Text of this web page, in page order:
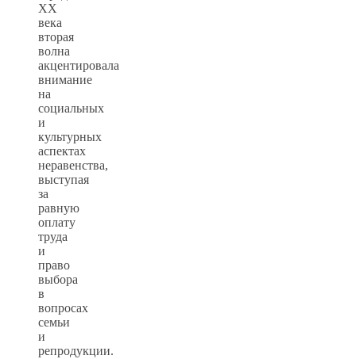
XX
века
вторая
волна
акцентировала
внимание
на
социальных
и
культурных
аспектах
неравенства,
выступая
за
равную
оплату
труда
и
право
выбора
в
вопросах
семьи
и
репродукции.